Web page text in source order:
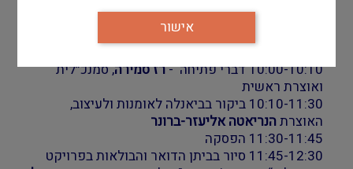
האיגוד בבינאלה, מוז"א
09:30-10:00 התכנסות בקפה המוזאון, ניתנת הנחה
בהצגת כרטיס חברות
10:00-10:10 דברי פתיחה -
רז סמירה, סמנכ״לית
ואוצרת ראשית
10:10-11:30 ביקור בביאנלה לאומנות ולעיצוב,
האוצרתהנריאטה אליעזר-ברונר
11:30-11:45 הפסקה
11:45-12:30 סיור בביתן הדואר והבולאות בפרויקט
אישור